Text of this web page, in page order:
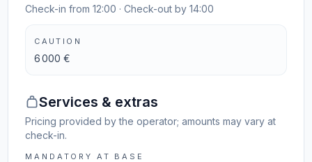
Check-in from 12:00 · Check-out by 14:00
CAUTION
6 000 €
Services & extras
Pricing provided by the operator; amounts may vary at
check-in.
MANDATORY AT BASE